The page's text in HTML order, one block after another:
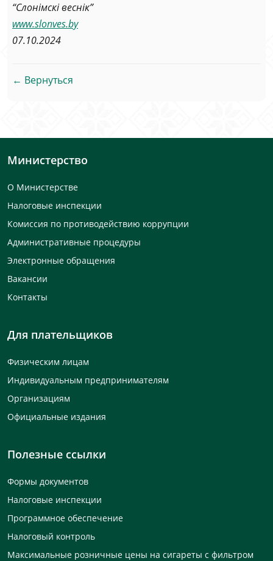
“Слонімскі веснік”
www.slonves.by
07.10.2024
← Вернуться
Министерство
О Министерстве
Налоговые инспекции
Комиссия по противодействию коррупции
Административные процедуры
Электронные обращения
Вакансии
Контакты
Для плательщиков
Физическим лицам
Индивидуальным предпринимателям
Организациям
Официальные издания
Полезные ссылки
Формы документов
Налоговые инспекции
Программное обеспечение
Налоговый контроль
Максимальные розничные цены на сигареты с фильтром